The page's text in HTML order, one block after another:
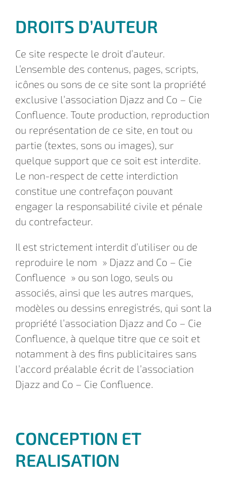
DROITS D’AUTEUR
Ce site respecte le droit d’auteur.
L’ensemble des contenus, pages, scripts,
icônes ou sons de ce site sont la propriété
exclusive l’association Djazz and Co – Cie
Confluence. Toute production, reproduction
ou représentation de ce site, en tout ou
partie (textes, sons ou images), sur
quelque support que ce soit est interdite.
Le non-respect de cette interdiction
constitue une contrefaçon pouvant
engager la responsabilité civile et pénale
du contrefacteur.
Il est strictement interdit d’utiliser ou de
reproduire le nom » Djazz and Co – Cie
Confluence » ou son logo, seuls ou
associés, ainsi que les autres marques,
modèles ou dessins enregistrés, qui sont la
propriété l’association Djazz and Co – Cie
Confluence, à quelque titre que ce soit et
notamment à des fins publicitaires sans
l’accord préalable écrit de l’association
Djazz and Co – Cie Confluence.
CONCEPTION ET
REALISATION